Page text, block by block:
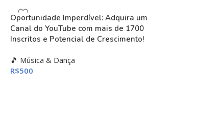
Oportunidade Imperdível: Adquira um
Canal do YouTube com mais de 1700
Inscritos e Potencial de Crescimento!
🎵 Música & Dança
R$500